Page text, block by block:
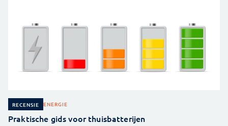
RECENSIE ENERGIE
Praktische gids voor thuisbatterijen